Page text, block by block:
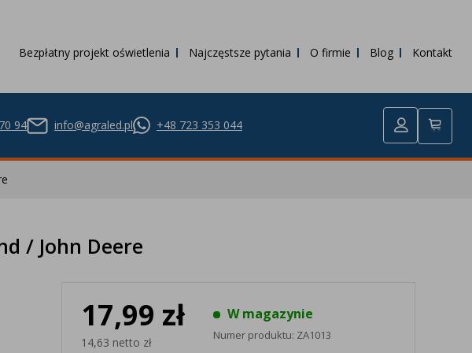
Bezpłatny projekt oświetlenia Najczęstsze pytania O firmie Blog Kontakt
94 info@agraled.pl +48 723 353 044
/ John Deere
17,99 zł
14,63 netto zł
W magazynie
Numer produktu: ZA1013